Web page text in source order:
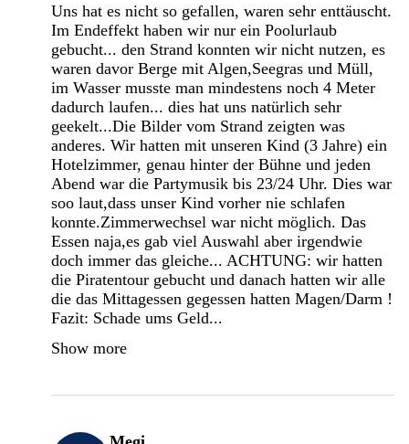
Uns hat es nicht so gefallen, waren sehr enttäuscht.
Im Endeffekt haben wir nur ein Poolurlaub
gebucht... den Strand konnten wir nicht nutzen, es
waren davor Berge mit Algen,Seegras und Müll,
im Wasser musste man mindestens noch 4 Meter
dadurch laufen... dies hat uns natürlich sehr
geekelt...Die Bilder vom Strand zeigten was
anderes. Wir hatten mit unseren Kind (3 Jahre) ein
Hotelzimmer, genau hinter der Bühne und jeden
Abend war die Partymusik bis 23/24 Uhr. Dies war
soo laut,dass unser Kind vorher nie schlafen
konnte.Zimmerwechsel war nicht möglich. Das
Essen naja,es gab viel Auswahl aber irgendwie
doch immer das gleiche... ACHTUNG: wir hatten
die Piratentour gebucht und danach hatten wir alle
die das Mittagessen gegessen hatten Magen/Darm !
Fazit: Schade ums Geld...
Show more